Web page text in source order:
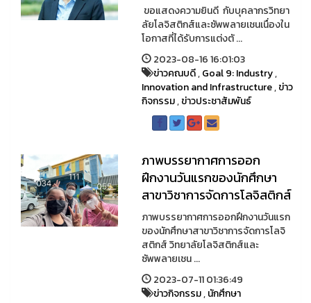
ขอแสดงความยินดี กับบุคลากรวิทยา
ลัยโลจิสติกส์และซัพพลายเชนเนื่องใน
โอกาสที่ได้รับการแต่งตั ...
2023-08-16 16:01:03
ข่าวคณบดี,Goal 9: Industry,
Innovation and Infrastructure,ข่าว
กิจกรรม,ข่าวประชาสัมพันธ์
ภาพบรรยากาศการออก
ฝึกงานวันแรกของนักศึกษา
สาขาวิชาการจัดการโลจิสติกส์
ภาพบรรยากาศการออกฝึกงานวันแรก
ของนักศึกษาสาขาวิชาการจัดการโลจิ
สติกส์ วิทยาลัยโลจิสติกส์และ
ซัพพลายเชน ...
2023-07-11 01:36:49
ข่าวกิจกรรม,นักศึกษา